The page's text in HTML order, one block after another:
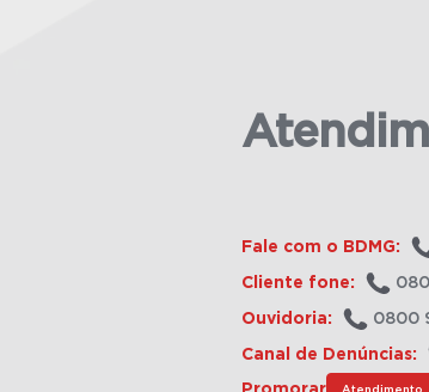
Fale com o BDMG:
Cliente fone:
Ouvidoria: 0800
Canal de Denúncias:
Atendimento